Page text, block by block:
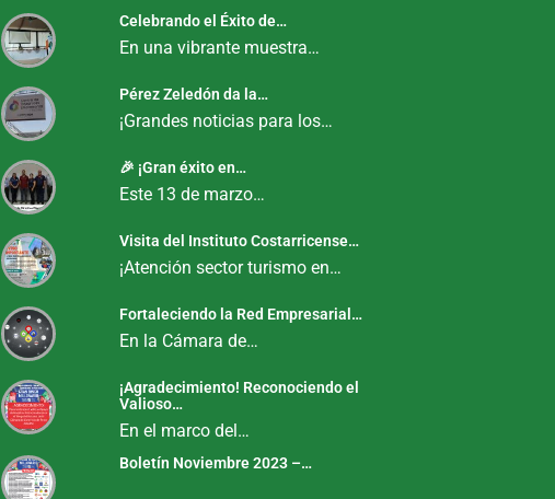
Celebrando el Éxito de…
En una vibrante muestra…
Pérez Zeledón da la…
¡Grandes noticias para los…
🎉 ¡Gran éxito en…
Este 13 de marzo…
Visita del Instituto Costarricense…
¡Atención sector turismo en…
Fortaleciendo la Red Empresarial…
En la Cámara de…
¡Agradecimiento! Reconociendo el
Valioso…
En el marco del…
Boletín Noviembre 2023 –…